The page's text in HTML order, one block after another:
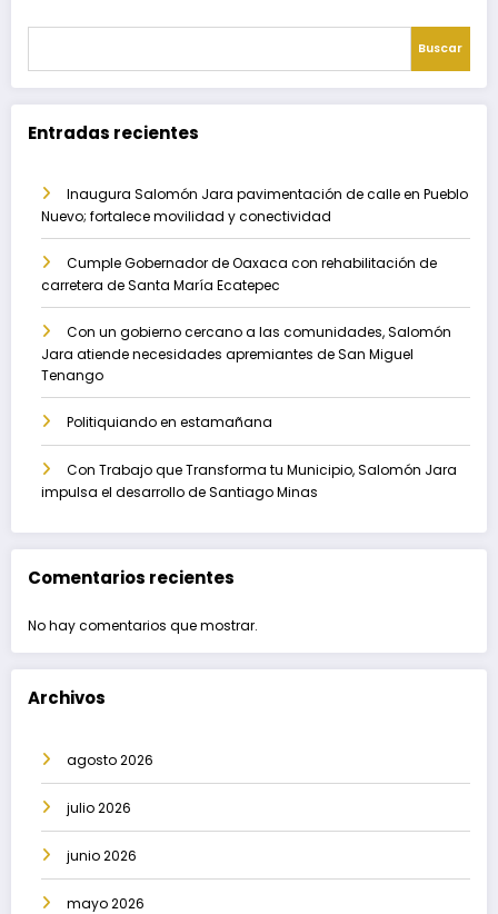
Buscar
Entradas recientes
Inaugura Salomón Jara pavimentación de calle en Pueblo
Nuevo; fortalece movilidad y conectividad
Cumple Gobernador de Oaxaca con rehabilitación de
carretera de Santa María Ecatepec
Con un gobierno cercano a las comunidades, Salomón
Jara atiende necesidades apremiantes de San Miguel
Tenango
Politiquiando en estamañana
Con Trabajo que Transforma tu Municipio, Salomón Jara
impulsa el desarrollo de Santiago Minas
Comentarios recientes
No hay comentarios que mostrar.
Archivos
agosto 2026
julio 2026
junio 2026
mayo 2026